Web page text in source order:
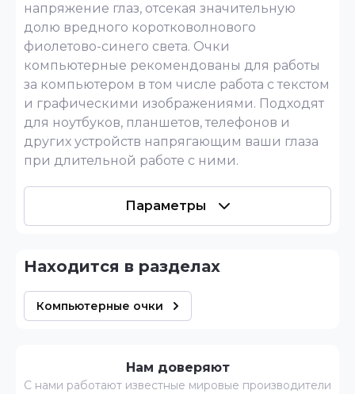
напряжение глаз, отсекая значительную
долю вредного коротковолнового
фиолетово-синего света. Очки
компьютерные рекомендованы для работы
за компьютером в том числе работа с текстом
и графическими изображениями. Подходят
для ноутбуков, планшетов, телефонов и
других устройств напрягающим ваши глаза
при длительной работе с ними.
Параметры
Находится в разделах
Компьютерные очки
Нам доверяют
С нами работают известные мировые производители